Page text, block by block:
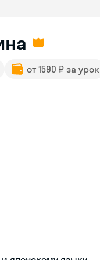
от 1590 ₽ за урок